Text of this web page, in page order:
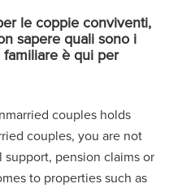
le coppie conviventi,
sapere quali sono i
è qui per
couples holds
couples, you are not
pension claims or
to properties such as